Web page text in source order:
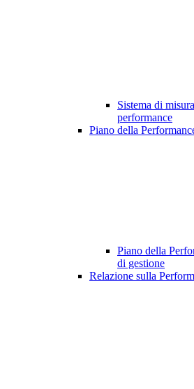
Sistema di
performance
Piano della
Piano della
di gestione
Relazione sulla